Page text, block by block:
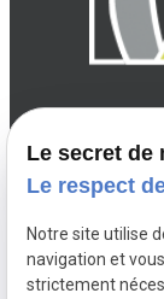
02 49 88
Le secret de
Le respect
Notre site utilise
navigation et
strictement